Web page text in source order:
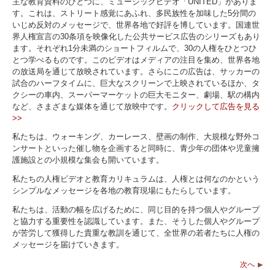
す。これは、ストリート感覚にあふれ、多民族性を加味した5分間の
いじめ反対のメッセージで、世界各地で好評を博しています。国連世
界人権宣言の30条項を映像化した公共サービス広告のシリーズもあり
ます。それぞれ1分未満のショートフィルムで、30の人権をひとつひ
とつ学べるものです。このビデオはメディアの注目を集め、世界各地
の放送局を通じて放映されています。さらにこの広告は、サッカーの
試合のハーフタイムに、巨大なスクリーンで上映されているほか、タ
クシーの車内、スーパーマーケットの巨大モニター、劇場、駅の構内
など、さまざまな媒体を通じて放映中です。 クリックして広告を見る
>>
私たちは、ウォーキング、カーレース、壁画の制作、大規模な野外コ
ンサートといった催し物を企画すると同時に、青少年の団体や児童擁
護施設との小規模な集会も開いています。
私たちの人権ビデオと教育カリキュラムは、人権とは何なのかという
シンプルなメッセージを各地の教育現場にもたらしています。
私たちは、活動の幅を広げるために、同じ目的を持つ個人やグループ
と協力する重要性を認識しています。また、そうした個人やグループ
が苦労して獲得した貴重な教訓を通じて、全世界の若者たちに人権の
メッセージを届けていきます。
次へ